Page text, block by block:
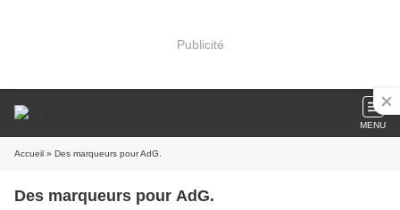
Publicité
MENU
Accueil » Des marqueurs pour AdG.
Des marqueurs pour AdG.